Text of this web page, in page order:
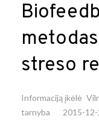
streso
Informaciją įkėlė
tarnyba
2015-12-